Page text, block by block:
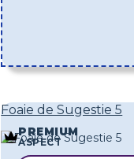
Foaie de Sugestie 5
PREMIUM
ASPECT